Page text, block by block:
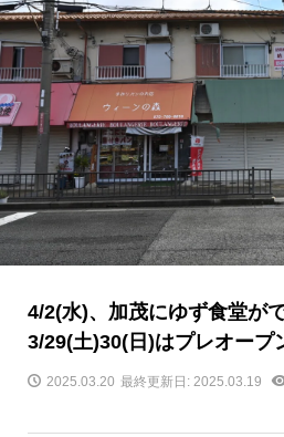
4/2(水)、加茂にゆず食堂が
3/29(土)30(日)はプレオープ
2025.03.20 最終更新日: 2025.03.19